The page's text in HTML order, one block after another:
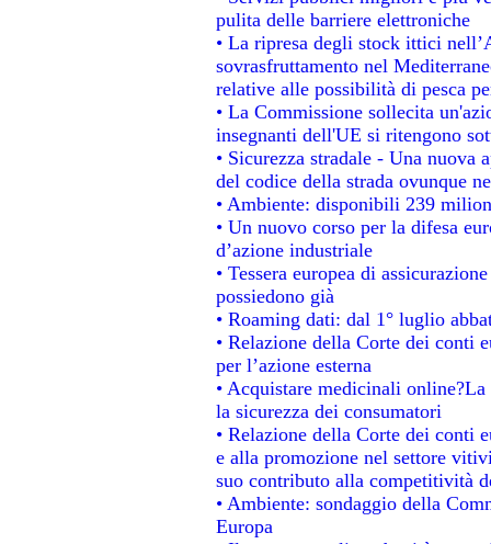
pulita delle barriere elettroniche
• La ripresa degli stock ittici
sovrasfruttamento nel
relative alle possibilità di pesca
• La Commissione sollecita
insegnanti dell'UE si ritengono
• Sicurezza stradale - Una nuova
del codice della strada ovunque
• Ambiente: disponibili 239
• Un nuovo corso per la difesa
d’azione industriale
• Tessera europea di
possiedono già
• Roaming dati: dal 1° luglio
• Relazione della Corte dei conti
per l’azione esterna
• Acquistare medicinali
la sicurezza dei consumatori
• Relazione della Corte dei conti
e alla promozione nel settore
suo contributo alla competitività
• Ambiente: sondaggio della
Europa